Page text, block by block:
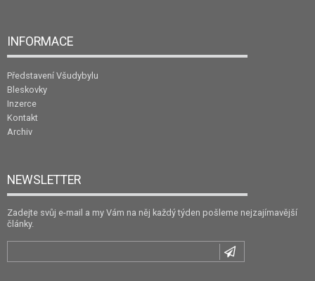
INFORMACE
Představení Všudybylu
Bleskovky
Inzerce
Kontakt
Archiv
NEWSLETTER
Zadejte svůj e-mail a my Vám na něj každý týden pošleme nejzajímavější
články.